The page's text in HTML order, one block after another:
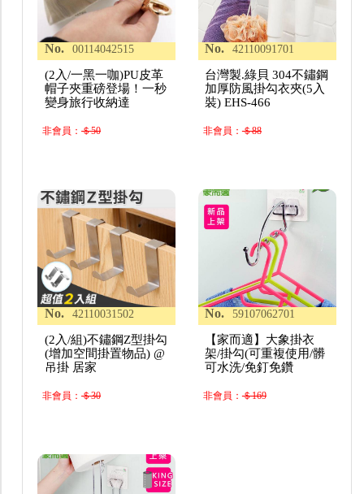
No. 00114042515
(2入/一黑一咖)PU皮革
帽子夾重磅登場！一秒
變身旅行收納達
非會員：＄50
No. 42110091701
台灣製.綠貝 304不鏽鋼
加厚防風掛勾衣夾(5入
裝) EHS-466
非會員：＄88
No. 42110031502
(2入/組)不鏽鋼Z型掛勾
(增加空間掛置物品) @
吊掛 居家
非會員：＄30
No. 59107062701
【家而適】大象掛衣
架/掛勾(可重複使用/髒
可水洗/免釘免鑽
非會員：＄169